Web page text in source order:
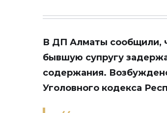
В ДП Алматы сообщили,
бывшую супругу
содержания.
Уголовного кодекса